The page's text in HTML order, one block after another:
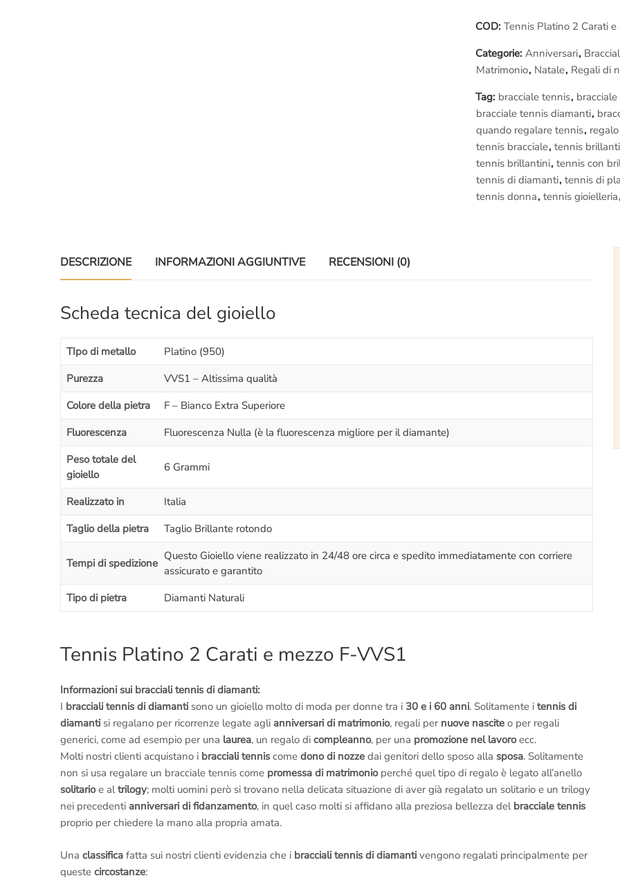
–Diritto di recessose il
– Assistenza gratuita a vita
–Regolare fattura di acquisto
Lavorazione in diretta:
Se vuoi provare
Roma e vedi dal vivo la
Diamanti ; potrai filmare e
COD: Tennis Platino 2 Carati
Categorie: Anniversari,
Matrimonio, Natale, Regali di
Tag: bracciale tennis,
bracciale tennis diamanti,
quando regalare tennis,
tennis bracciale, tennis brillanti
tennis brillantini, tennis con
tennis di diamanti, tennis di
tennis donna, tennis gioielleria,
DESCRIZIONE INFORMAZIONI AGGIUNTIVE RECENSIONI (0)
Scheda tecnica del gioiello
TIpo di metallo
Platino (950)
Purezza
VVS1 – Altissima qualità
Colore della pietra
F – Bianco Extra Superiore
Fluorescenza
Fluorescenza Nulla (è la fluorescenza migliore per il diamante)
Peso totale del
gioiello
6 Grammi
Realizzato in
Italia
Taglio della pietra
Taglio Brillante rotondo
Tempi di spedizione
Questo Gioiello viene realizzato in 24/48 ore circa e spedito immediatamente con corriere
assicurato e garantito
Tipo di pietra
Diamanti Naturali
Tennis Platino 2 Carati e mezzo F-VVS1
Informazioni sui bracciali tennis di diamanti:
I bracciali tennis di diamanti sono un gioiello molto di moda per donne tra i 30 e i 60 anni. Solitamente i tennis di
diamanti si regalano per ricorrenze legate agli anniversari di matrimonio, regali per nuove nascite o per regali
generici, come ad esempio per una laurea, un regalo di compleanno, per una promozione nel lavoroecc.
Molti nostri clienti acquistano i bracciali tennis come dono di nozze dai genitori dello sposo alla sposa. Solitamente
non si usa regalare un bracciale tennis come promessa di matrimonioperché quel tipo di regalo è legato all’anello
solitarioe altrilogy; molti uomini però si trovano nella delicata situazione di aver già regalato un solitario e un trilogy
nei precedenti anniversari di fidanzamento, in quel caso molti si affidano alla preziosa bellezza del bracciale tennis
proprio per chiedere la mano alla propria amata.
Una classifica fatta sui nostri clienti evidenzia che i bracciali tennis di diamanti vengono regalati principalmente per
queste circostanze: